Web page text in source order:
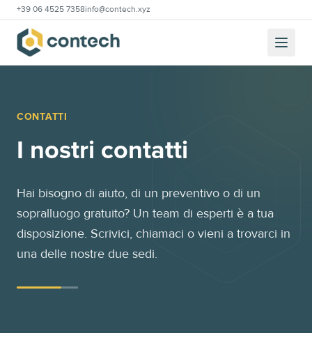
+39 06 4525 7358info@contech.xyz
CONTATTI
I nostri contatti
Hai bisogno di aiuto, di un preventivo o di un
sopralluogo gratuito? Un team di esperti è a tua
disposizione. Scrivici, chiamaci o vieni a trovarci in
una delle nostre due sedi.